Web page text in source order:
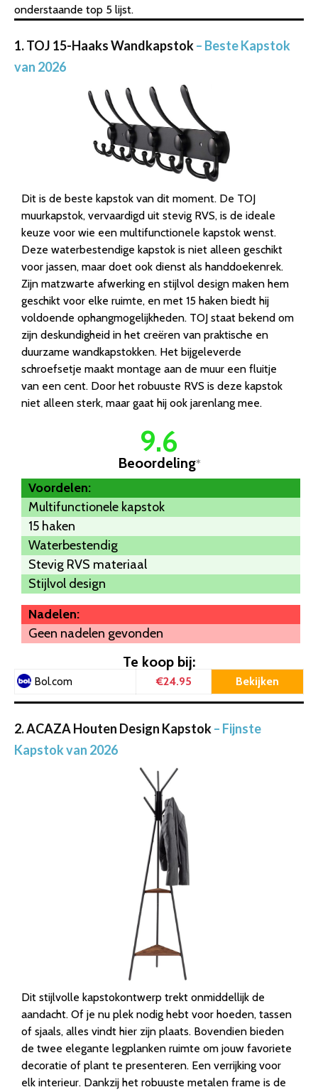
onderstaande top 5 lijst.
1. TOJ 15-Haaks Wandkapstok– Beste Kapstok
van 2026
Dit is de beste kapstok van dit moment. De TOJ
muurkapstok, vervaardigd uit stevig RVS, is de ideale
keuze voor wie een multifunctionele kapstok wenst.
Deze waterbestendige kapstok is niet alleen geschikt
voor jassen, maar doet ook dienst als handdoekenrek.
Zijn matzwarte afwerking en stijlvol design maken hem
geschikt voor elke ruimte, en met 15 haken biedt hij
voldoende ophangmogelijkheden. TOJ staat bekend om
zijn deskundigheid in het creëren van praktische en
duurzame wandkapstokken. Het bijgeleverde
schroefsetje maakt montage aan de muur een fluitje
van een cent. Door het robuuste RVS is deze kapstok
niet alleen sterk, maar gaat hij ook jarenlang mee.
9.6
Beoordeling*
Voordelen:
Multifunctionele kapstok
15 haken
Waterbestendig
Stevig RVS materiaal
Stijlvol design
Nadelen:
Geen nadelen gevonden
Te koop bij:
Bol.com €24.95 Bekijken
2. ACAZA Houten Design Kapstok– Fijnste
Kapstok van 2026
Dit stijlvolle kapstokontwerp trekt onmiddellijk de
aandacht. Of je nu plek nodig hebt voor hoeden, tassen
of sjaals, alles vindt hier zijn plaats. Bovendien bieden
de twee elegante legplanken ruimte om jouw favoriete
decoratie of plant te presenteren. Een verrijking voor
elk interieur. Dankzij het robuuste metalen frame is de